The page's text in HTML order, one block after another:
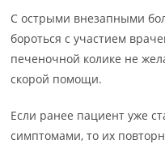
С острыми внезапными
бороться с участием
печеночной колике не
скорой помощи.
Если ранее пациент уже
симптомами, то их